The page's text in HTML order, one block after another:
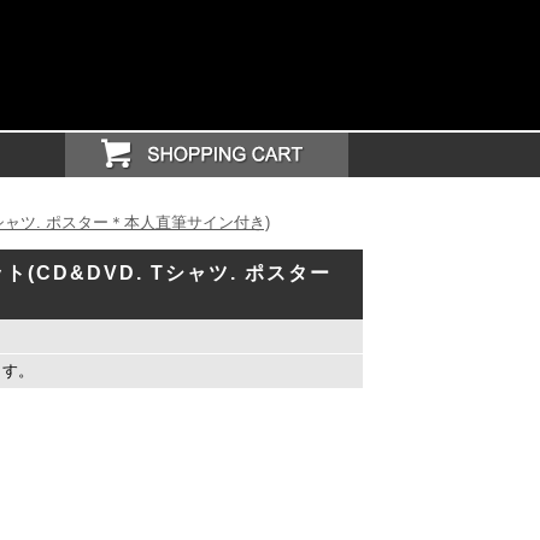
ツ. ポスター＊本人直筆サイン付き)
ト(CD&DVD. Tシャツ. ポスター
。